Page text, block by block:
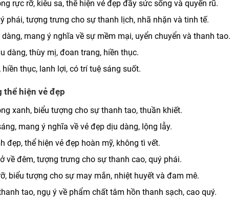
rực rỡ, kiêu sa, thể hiện vẻ đẹp đầy sức sống và quyến rũ.
phái, tượng trưng cho sự thanh lịch, nhã nhặn và tinh tế.
mang ý nghĩa về sự mềm mại, uyển chuyển và thanh tao.
dàng, thùy mị, đoan trang, hiền thục.
thục, lanh lợi, có trí tuệ sáng suốt.
thể hiện vẻ đẹp
xanh, biểu tượng cho sự thanh tao, thuần khiết.
mang ý nghĩa về vẻ đẹp dịu dàng, lộng lẫy.
đẹp, thể hiện vẻ đẹp hoàn mỹ, không tì vết.
về đêm, tượng trưng cho sự thanh cao, quý phái.
biểu tượng cho sự may mắn, nhiệt huyết và đam mê.
tao, ngụ ý về phẩm chất tâm hồn thanh sạch, cao quý.